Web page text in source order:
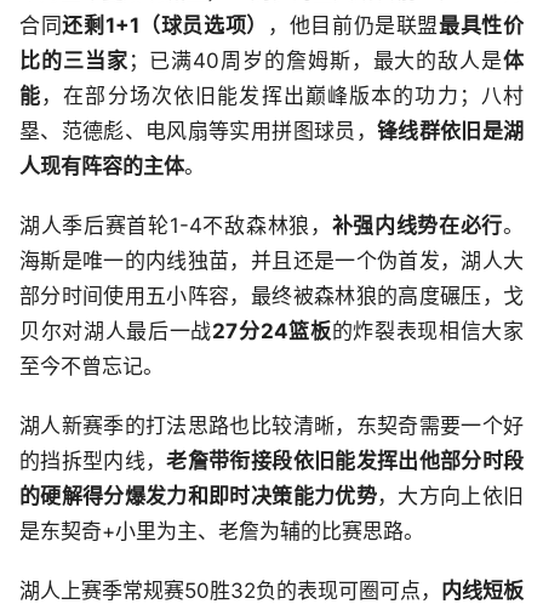
合同还剩1+1（球员选项） ，他目前仍是联盟最具性价
比的三当家 ；已满40周岁的詹姆斯，最大的敌人是体
能 ，在部分场次依旧能发挥出巅峰版本的功力；八村
塁、范德彪、电风扇等实用拼图球员， 锋线群依旧是湖
人现有阵容的主体。
湖人季后赛首轮1-4不敌森林狼， 补强内线势在必行。
海斯是唯一的内线独苗，并且还是一个伪首发，湖人大
部分时间使用五小阵容，最终被森林狼的高度碾压，戈
贝尔对湖人最后一战27分24篮板的炸裂表现相信大家
至今不曾忘记。
湖人新赛季的打法思路也比较清晰，东契奇需要一个好
的挡拆型内线，老詹带衔接段依旧能发挥出他部分时段
的硬解得分爆发力和即时决策能力优势，大方向上依旧
是东契奇+小里为主、老詹为辅的比赛思路。
湖人上赛季常规赛50胜32负的表现可圈可点， 内线短板